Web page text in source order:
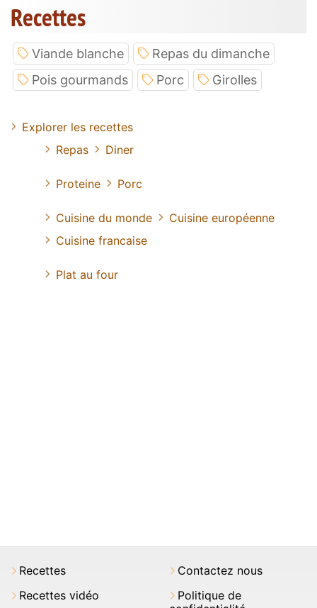
Recettes
Viande blanche
Repas du dimanche
Pois gourmands
Porc Girolles
Explorer les recettes
Repas
Diner
Proteine Porc
Cuisine du monde
Cuisine européenne
Cuisine francaise
Plat au four
Recettes
Recettes vidéo
Contactez nous
Politique de